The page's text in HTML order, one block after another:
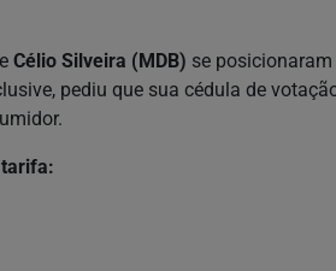
e Célio Silveira (MDB) se
pediu que sua cédula de